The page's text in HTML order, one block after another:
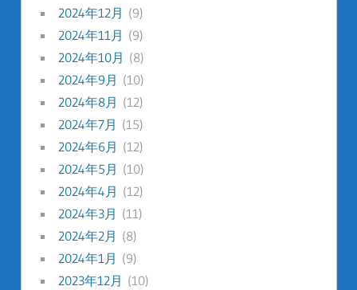
2024年12月 (9)
2024年11月 (9)
2024年10月 (8)
2024年9月 (10)
2024年8月 (12)
2024年7月 (15)
2024年6月 (12)
2024年5月 (10)
2024年4月 (12)
2024年3月 (11)
2024年2月 (8)
2024年1月 (9)
2023年12月 (10)